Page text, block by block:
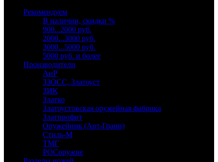
Рекомендуем
В наличии, скидки %
900...2000 руб.
2000...3000 руб.
3000...5000 руб.
5000 руб. и более
Производители
АиР
ЗЗОСС, Златоуст
ЗИК
Златко
Златоустовская оружейная фабрика
Златпрофит
Оружейник (Арт-Грани)
Стиль-М
ТМГ
РОСоружие